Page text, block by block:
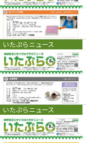
いたぷらニュース
いたぷらニュース
1階 リユース品販売
地下 シャワー/ロッカー室
いたぷらプレイランド
パネル展
出張講座のご案内
終了した企画